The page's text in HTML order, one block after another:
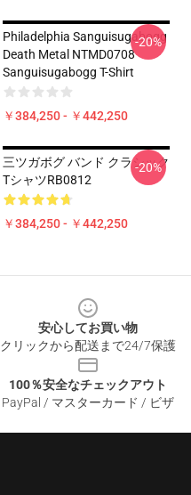
Philadelphia Sanguisugabogg
Death Metal NTMD0708
Sanguisugabogg T-Shirt
￥384,250 - ￥442,250
-20%
三ツガボグ バンド クラシック
TシャツRB0812
￥384,250 - ￥442,250
-20%
安心してお買い物
クリックから配送まで24/7保護
100％安全なチェックアウト
PayPal / マスターカード / ビザ